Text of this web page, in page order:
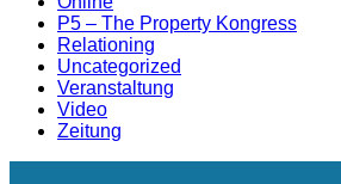
P5 – The Property Kongress
Relationing
Uncategorized
Veranstaltung
Video
Zeitung